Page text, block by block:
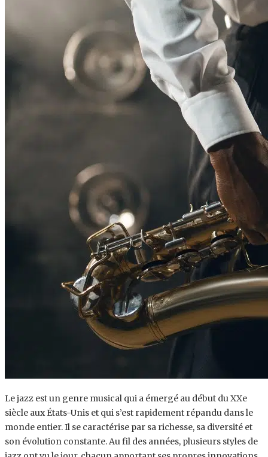
Le jazz est un genre musical qui a émergé au début du XXe
siècle aux États-Unis et qui s’est rapidement répandu dans le
monde entier. Il se caractérise par sa richesse, sa diversité et
son évolution constante. Au fil des années, plusieurs styles de